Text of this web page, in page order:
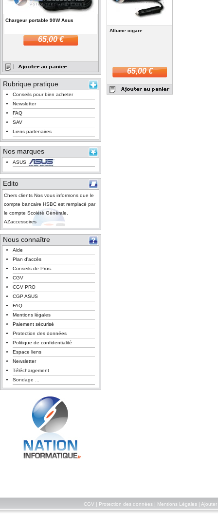
Chargeur portable 90W Asus
65,00 €
Rubrique pratique
Conseils pour bien acheter
Newsletter
FAQ
SAV
Liens partenaires
Nos marques
ASUS
Edito
Chers clients Nos vous informons que le
compte bancaire HSBC est remplacé par
le compte Scoiété Générale.
AZaccessoires
Nous connaître
Aide
Plan d'accès
Conseils de Pros.
CGV
CGV PRO
CGP ASUS
FAQ
Mentions légales
Paiement sécurisé
Protection des données
Politique de confidentialité
Espace liens
Newsletter
Téléchargement
Sondage ...
Allume cigare
65,00 €
CGV Protection des données| Mentions Légales| Ajouter